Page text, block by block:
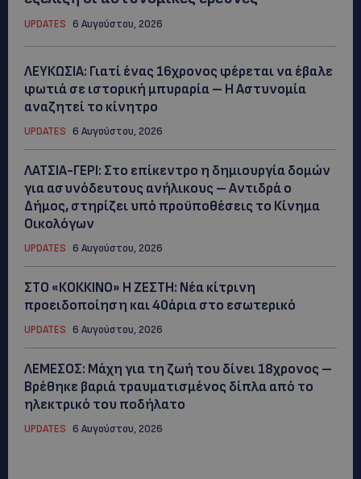
UPDATES 6 Αυγούστου, 2026
ΛΕΥΚΩΣΙΑ: Γιατί ένας 16χρονος φέρεται να έβαλε
φωτιά σε ιστορική μπυραρία – Η Αστυνομία
αναζητεί το κίνητρο
UPDATES 6 Αυγούστου, 2026
ΛΑΤΣΙΑ-ΓΕΡΙ: Στο επίκεντρο η δημιουργία δομών
για ασυνόδευτους ανήλικους – Αντιδρά ο
Δήμος, στηρίζει υπό προϋποθέσεις το Κίνημα
Οικολόγων
UPDATES 6 Αυγούστου, 2026
ΣΤΟ «ΚΟΚΚΙΝΟ» Η ΖΕΣΤΗ: Νέα κίτρινη
προειδοποίηση και 40άρια στο εσωτερικό
UPDATES 6 Αυγούστου, 2026
ΛΕΜΕΣΟΣ: Μάχη για τη ζωή του δίνει 18χρονος –
Βρέθηκε βαριά τραυματισμένος δίπλα από το
ηλεκτρικό του ποδήλατο
UPDATES 6 Αυγούστου, 2026